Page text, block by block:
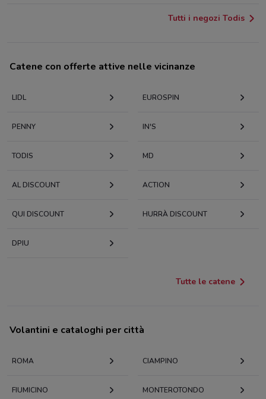
Tutti i negozi Todis
Catene con offerte attive nelle vicinanze
LIDL EUROSPIN
PENNY IN'S
TODIS MD
AL DISCOUNT ACTION
QUI DISCOUNT HURRÀ DISCOUNT
DPIU
Tutte le catene
Volantini e cataloghi per città
ROMA CIAMPINO
FIUMICINO MONTEROTONDO